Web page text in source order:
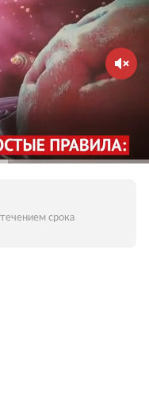
в
их избегать.
соблюдать
страдает
Молодым стоит
с родителями,
людьми
контакты по
заражения.
при
людей на
срока